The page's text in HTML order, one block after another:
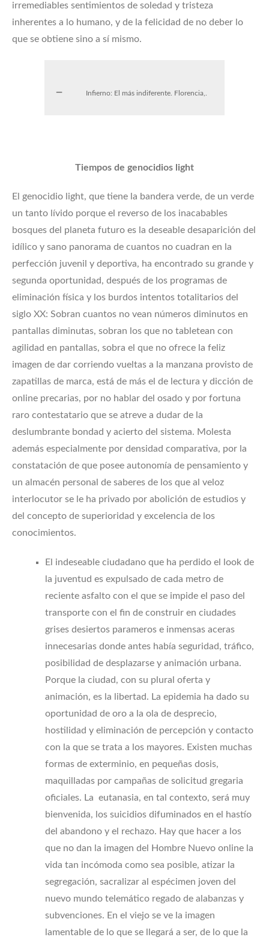
irremediables sentimientos de soledad y tristeza
inherentes a lo humano, y de la felicidad de no deber lo
que se obtiene sino a sí mismo.
Infierno: El más indiferente. Florencia,.
Tiempos de genocidios light
El genocidio light, que tiene la bandera verde, de un verde
un tanto lívido porque el reverso de los inacabables
bosques del planeta futuro es la deseable desaparición del
idílico y sano panorama de cuantos no cuadran en la
perfección juvenil y deportiva, ha encontrado su grande y
segunda oportunidad, después de los programas de
eliminación física y los burdos intentos totalitarios del
siglo XX: Sobran cuantos no vean números diminutos en
pantallas diminutas, sobran los que no tabletean con
agilidad en pantallas, sobra el que no ofrece la feliz
imagen de dar corriendo vueltas a la manzana provisto de
zapatillas de marca, está de más el de lectura y dicción de
online precarias, por no hablar del osado y por fortuna
raro contestatario que se atreve a dudar de la
deslumbrante bondad y acierto del sistema. Molesta
además especialmente por densidad comparativa, por la
constatación de que posee autonomía de pensamiento y
un almacén personal de saberes de los que al veloz
interlocutor se le ha privado por abolición de estudios y
del concepto de superioridad y excelencia de los
conocimientos.
El indeseable ciudadano que ha perdido el look de
la juventud es expulsado de cada metro de
reciente asfalto con el que se impide el paso del
transporte con el fin de construir en ciudades
grises desiertos parameros e inmensas aceras
innecesarias donde antes había seguridad, tráfico,
posibilidad de desplazarse y animación urbana.
Porque la ciudad, con su plural oferta y
animación, es la libertad. La epidemia ha dado su
oportunidad de oro a la ola de desprecio,
hostilidad y eliminación de percepción y contacto
con la que se trata a los mayores. Existen muchas
formas de exterminio, en pequeñas dosis,
maquilladas por campañas de solicitud gregaria
oficiales. La eutanasia, en tal contexto, será muy
bienvenida, los suicidios difuminados en el hastío
del abandono y el rechazo. Hay que hacer a los
que no dan la imagen del Hombre Nuevo online la
vida tan incómoda como sea posible, atizar la
segregación, sacralizar al espécimen joven del
nuevo mundo telemático regado de alabanzas y
subvenciones. En el viejo se ve la imagen
lamentable de lo que se llegará a ser, de lo que la